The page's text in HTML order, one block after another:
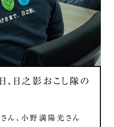
、日之影おこし隊の
ん、小野満陽光さん